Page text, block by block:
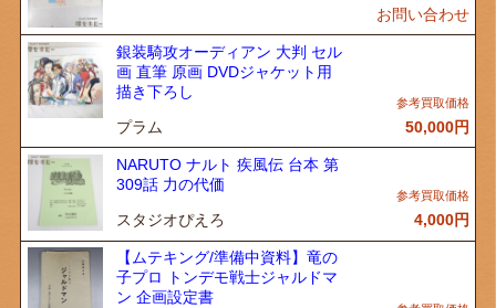
お問い合わせ
銀装騎攻オーディアン 大判 セル
画 直筆 原画 DVDジャケット用
描き下ろし
プラム 50,000円
NARUTO ナルト 疾風伝 台本 第
309話 力の代価
スタジオぴえろ 4,000円
【ムテキング/準備中資料】竜の
子プロ トンデモ戦士ジャルドマ
ン 企画設定書